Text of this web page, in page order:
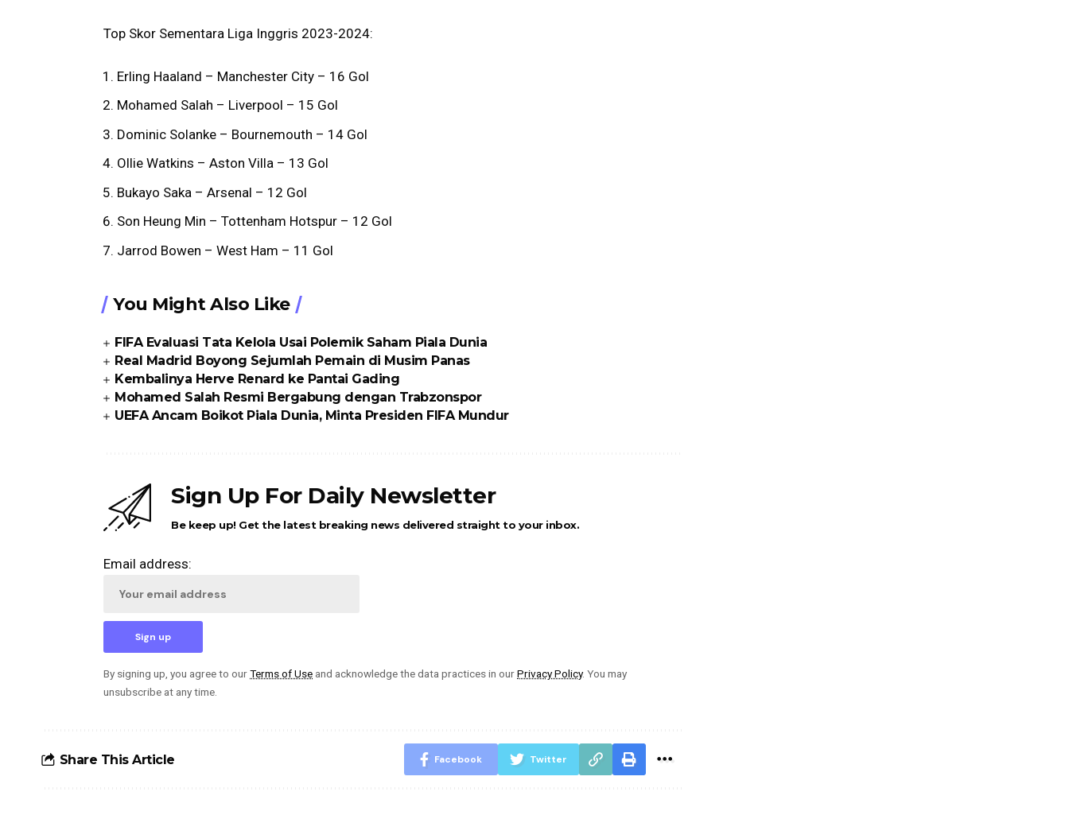
Top Skor Sementara Liga Inggris 2023-2024:
Erling Haaland – Manchester City – 16 Gol
Mohamed Salah – Liverpool – 15 Gol
Dominic Solanke – Bournemouth – 14 Gol
Ollie Watkins – Aston Villa – 13 Gol
Bukayo Saka – Arsenal – 12 Gol
Son Heung Min – Tottenham Hotspur – 12 Gol
Jarrod Bowen – West Ham – 11 Gol
You Might Also Like
FIFA Evaluasi Tata Kelola Usai Polemik Saham Piala Dunia
Real Madrid Boyong Sejumlah Pemain di Musim Panas
Kembalinya Herve Renard ke Pantai Gading
Mohamed Salah Resmi Bergabung dengan Trabzonspor
UEFA Ancam Boikot Piala Dunia, Minta Presiden FIFA Mundur
Sign Up For Daily Newsletter
Be keep up! Get the latest breaking news delivered straight to your inbox.
Email address:
By signing up, you agree to ourTerms of Use and acknowledge the data practices in ourPrivacy Policy. You may
unsubscribe at any time.
Share This Article Facebook Twitter